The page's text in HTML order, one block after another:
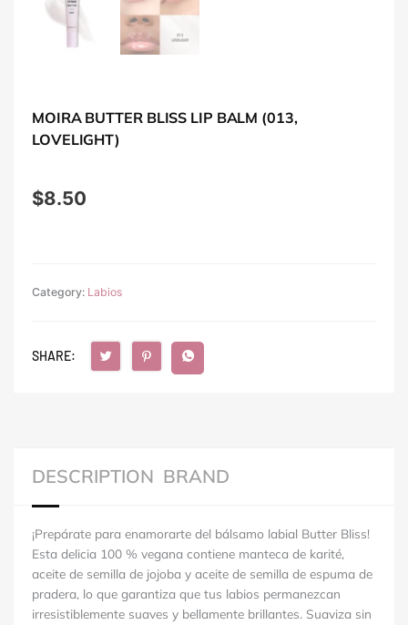
MOIRA BUTTER BLISS LIP BALM (013,
LOVELIGHT)
$8.50
Category: Labios
SHARE:
DESCRIPTION BRAND
¡Prepárate para enamorarte del bálsamo labial Butter Bliss!
Esta delicia 100 % vegana contiene manteca de karité,
aceite de semilla de jojoba y aceite de semilla de espuma de
pradera, lo que garantiza que tus labios permanezcan
irresistiblemente suaves y bellamente brillantes. Suaviza sin